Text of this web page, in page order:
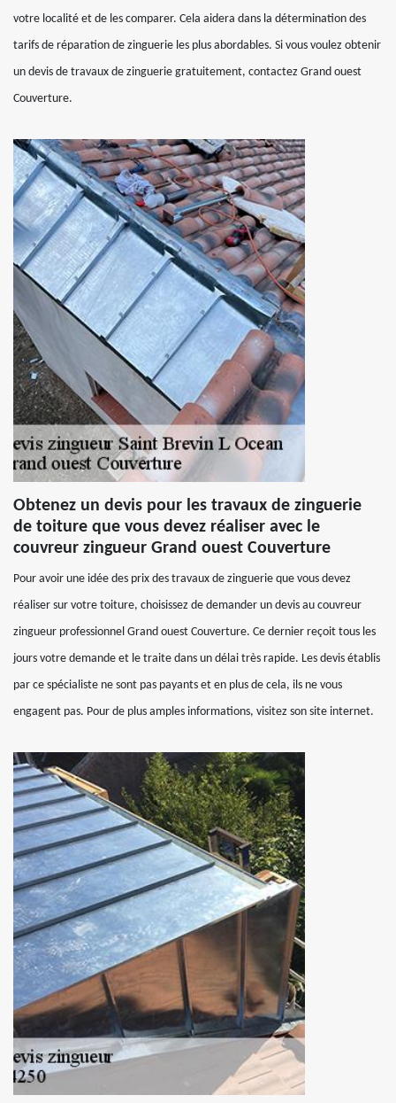
votre localité et de les comparer. Cela aidera dans la détermination des
tarifs de réparation de zinguerie les plus abordables. Si vous voulez obtenir
un devis de travaux de zinguerie gratuitement, contactez Grand ouest
Couverture.
Obtenez un devis pour les travaux de zinguerie
de toiture que vous devez réaliser avec le
couvreur zingueur Grand ouest Couverture
Pour avoir une idée des prix des travaux de zinguerie que vous devez
réaliser sur votre toiture, choisissez de demander un devis au couvreur
zingueur professionnel Grand ouest Couverture. Ce dernier reçoit tous les
jours votre demande et le traite dans un délai très rapide. Les devis établis
par ce spécialiste ne sont pas payants et en plus de cela, ils ne vous
engagent pas. Pour de plus amples informations, visitez son site internet.